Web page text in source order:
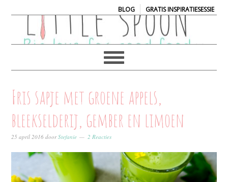
BLOG| GRATIS INSPIRATIESESSIE
Fris sapje met groene appels,
bleekselderij, gember en limoen
25 april 2016 doorStefanie 2 Reacties